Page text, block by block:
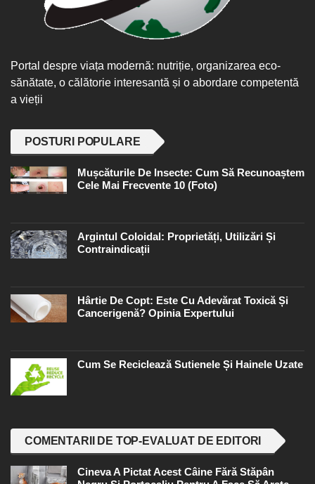
Portal despre viața modernă: nutriție, organizarea eco-
sănătate, o călătorie interesantă și o abordare competentă
a vieții
POSTURI POPULARE
Mușcăturile De Insecte: Cum Să Recunoaștem
Cele Mai Frecvente 10 (foto)
Argintul Coloidal: Proprietăți, Utilizări Și
Contraindicații
Hârtie De Copt: Este Cu Adevărat Toxică Și
Cancerigenă? Opinia Expertului
Cum Se Reciclează Sutienele Și Hainele Uzate
COMENTARII DE TOP-EVALUAT DE EDITORI
Cineva A Pictat Acest Câine Fără Stăpân